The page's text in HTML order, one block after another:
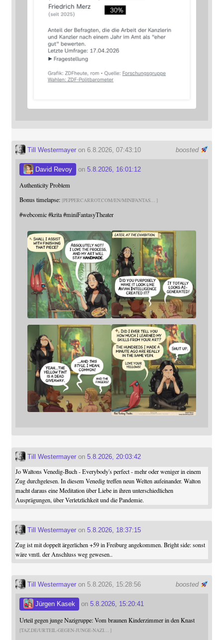
boosted
Till Westermayeron 6.8.2026, 07:43:10
David Revoy on 5.8.2026, 16:01:12
Authenticity Problem
Bonus timelapse: PEPPERCARROT.COM/EN/MINIFANTAS
#webcomic #krita #miniFantasyTheater
Till Westermayeron 5.8.2026, 20:03:42
Jo Waltons Venedig-Buch - Everybody's perfect - mehr oder weniger in einem
Zug durchgelesen. In diesem Venedig treffen neun Welten aufeinander. Walton
macht daraus eine Meditation über Liebe in ihren unterschiedlichen
Ausprägungen, über Verletzlichkeit und die Pandemie.
Till Westermayeron 5.8.2026, 18:37:15
Zug ist mit doppelt ärgerlichen +59 in Freiburg angekommen. Bright side: sonst
wäre vmtl. der Anschluss weg gewesen..
boosted
Till Westermayeron 5.8.2026, 15:28:56
Jürgen Kasek on 5.8.2026, 15:20:41
Urteil gegen junge Nazigruppe: Vom braunen Kinderzimmer in den Knast
TAZ.DE/URTEIL-GEGEN-JUNGE-NAZI